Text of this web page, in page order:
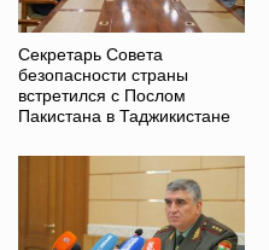
Секретарь Совета
безопасности страны
встретился с Послом
Пакистана в Таджикистане